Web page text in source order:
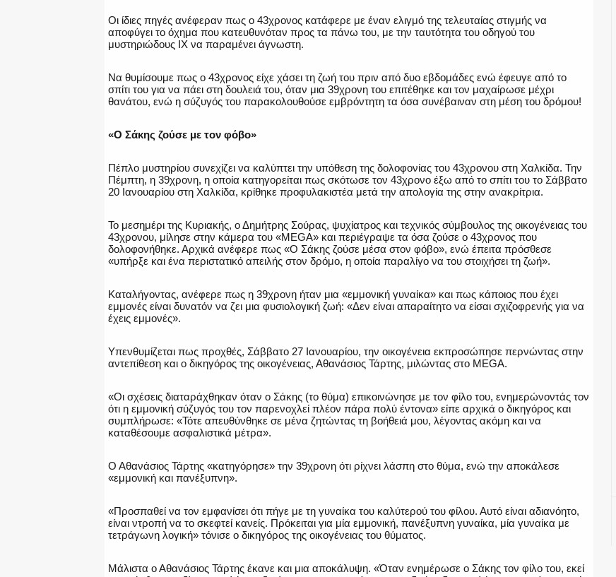
Οι ίδιες πηγές ανέφεραν πως ο 43χρονος κατάφερε με έναν ελιγμό της τελευταίας στιγμής να
αποφύγει το όχημα που κατευθυνόταν προς τα πάνω του, με την ταυτότητα του οδηγού του
μυστηριώδους ΙΧ να παραμένει άγνωστη.
Να θυμίσουμε πως ο 43χρονος είχε χάσει τη ζωή του πριν από δυο εβδομάδες ενώ έφευγε από το
σπίτι του για να πάει στη δουλειά του, όταν μια 39χρονη του επιτέθηκε και τον μαχαίρωσε μέχρι
θανάτου, ενώ η σύζυγός του παρακολουθούσε εμβρόντητη τα όσα συνέβαιναν στη μέση του δρόμου!
«Ο Σάκης ζούσε με τον φόβο»
Πέπλο μυστηρίου συνεχίζει να καλύπτει την υπόθεση της δολοφονίας του 43χρονου στη Χαλκίδα. Την
Πέμπτη, η 39χρονη, η οποία κατηγορείται πως σκότωσε τον 43χρονο έξω από το σπίτι του το Σάββατο
20 Ιανουαρίου στη Χαλκίδα, κρίθηκε προφυλακιστέα μετά την απολογία της στην ανακρίτρια.
Το μεσημέρι της Κυριακής, ο Δημήτρης Σούρας, ψυχίατρος και τεχνικός σύμβουλος της οικογένειας του
43χρονου, μίλησε στην κάμερα του «MEGA» και περιέγραψε τα όσα ζούσε ο 43χρονος που
δολοφονήθηκε. Αρχικά ανέφερε πως «Ο Σάκης ζούσε μέσα στον φόβο», ενώ έπειτα πρόσθεσε
«υπήρξε και ένα περιστατικό απειλής στον δρόμο, η οποία παραλίγο να του στοιχήσει τη ζωή».
Καταλήγοντας, ανέφερε πως η 39χρονη ήταν μια «εμμονική γυναίκα» και πως κάποιος που έχει
εμμονές είναι δυνατόν να ζει μια φυσιολογική ζωή: «Δεν είναι απαραίτητο να είσαι σχιζοφρενής για να
έχεις εμμονές».
Υπενθυμίζεται πως προχθές, Σάββατο 27 Ιανουαρίου, την οικογένεια εκπροσώπησε περνώντας στην
αντεπίθεση και ο δικηγόρος της οικογένειας, Αθανάσιος Τάρτης, μιλώντας στο MEGA.
«Οι σχέσεις διαταράχθηκαν όταν ο Σάκης (το θύμα) επικοινώνησε με τον φίλο του, ενημερώνοντάς τον
ότι η εμμονική σύζυγός του τον παρενοχλεί πλέον πάρα πολύ έντονα» είπε αρχικά ο δικηγόρος και
συμπλήρωσε: «Τότε απευθύνθηκε σε μένα ζητώντας τη βοήθειά μου, λέγοντας ακόμη και να
καταθέσουμε ασφαλιστικά μέτρα».
Ο Αθανάσιος Τάρτης «κατηγόρησε» την 39χρονη ότι ρίχνει λάσπη στο θύμα, ενώ την αποκάλεσε
«εμμονική και πανέξυπνη».
«Προσπαθεί να τον εμφανίσει ότι πήγε με τη γυναίκα του καλύτερού του φίλου. Αυτό είναι αδιανόητο,
είναι ντροπή να το σκεφτεί κανείς. Πρόκειται για μία εμμονική, πανέξυπνη γυναίκα, μία γυναίκα με
τετράγωνη λογική» τόνισε ο δικηγόρος της οικογένειας του θύματος.
Μάλιστα ο Αθανάσιος Τάρτης έκανε και μια αποκάλυψη. «Όταν ενημέρωσε ο Σάκης τον φίλο του, εκεί